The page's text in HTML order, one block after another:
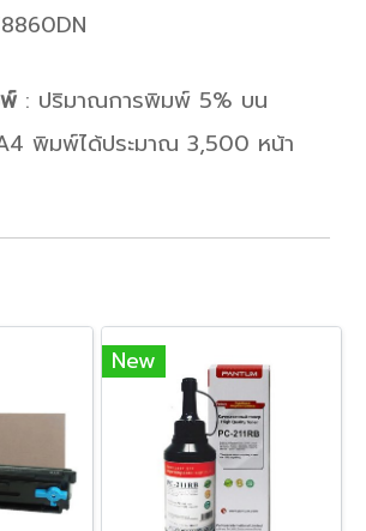
: ปริมาณการพิมพ์ 5% บน
พิมพ์ได้ประมาณ 3,500 หน้า
New